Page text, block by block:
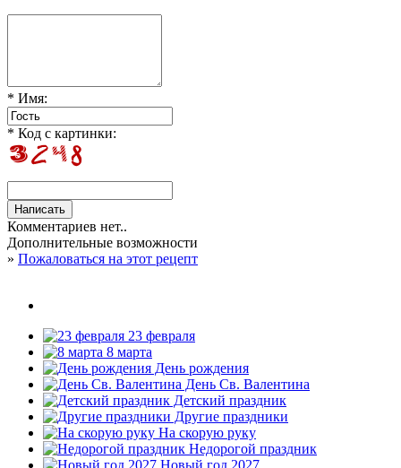
* Имя:
* Код с картинки:
Комментариев нет..
Дополнительные возможности
» Пожаловаться на этот рецепт
23 февраля
8 марта
День рождения
День Св. Валентина
Детский праздник
Другие праздники
На скорую руку
Недорогой праздник
Новый год 2027